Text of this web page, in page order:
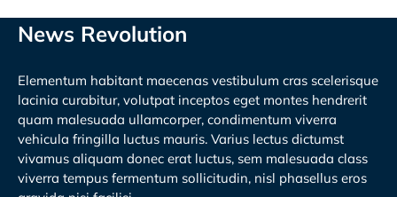
News Revolution
Elementum habitant maecenas vestibulum cras scelerisque
lacinia curabitur, volutpat inceptos eget montes hendrerit
quam malesuada ullamcorper, condimentum viverra
vehicula fringilla luctus mauris. Varius lectus dictumst
vivamus aliquam donec erat luctus, sem malesuada class
viverra tempus fermentum sollicitudin, nisl phasellus eros